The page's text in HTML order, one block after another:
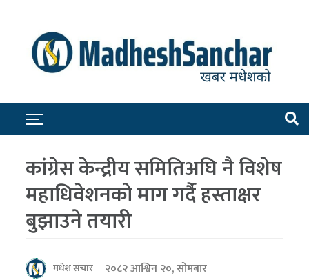
कांग्रेस केन्द्रीय समितिअघि नै विशेष
महाधिवेशनको माग गर्दै हस्ताक्षर
बुझाउने तयारी
मधेश संचार २०८२ आश्विन २०, सोमबार